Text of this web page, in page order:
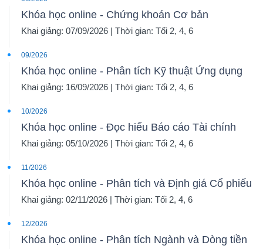
Khóa học online - Chứng khoán Cơ bản
Khai giảng: 07/09/2026 | Thời gian: Tối 2, 4, 6
09/2026
Khóa học online - Phân tích Kỹ thuật Ứng dụng
Khai giảng: 16/09/2026 | Thời gian: Tối 2, 4, 6
10/2026
Khóa học online - Đọc hiểu Báo cáo Tài chính
Khai giảng: 05/10/2026 | Thời gian: Tối 2, 4, 6
11/2026
Khóa học online - Phân tích và Định giá Cổ phiếu
Khai giảng: 02/11/2026 | Thời gian: Tối 2, 4, 6
12/2026
Khóa học online - Phân tích Ngành và Dòng tiền